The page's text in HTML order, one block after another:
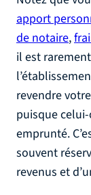
apport
de notaire,
il est
revendre
puisque
emprunté.
souvent
revenus et